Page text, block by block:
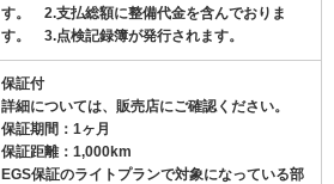
す。 2.支払総額に整備代金を含んでおりま
す。 3.点検記録簿が発行されます。
保証付
詳細については、販売店にご確認ください。
保証期間：1ヶ月
保証距離：1,000km
EGS保証のライトプランで対象になっている部